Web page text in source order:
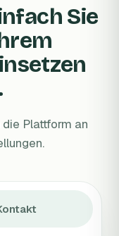
Sie
Plattform an